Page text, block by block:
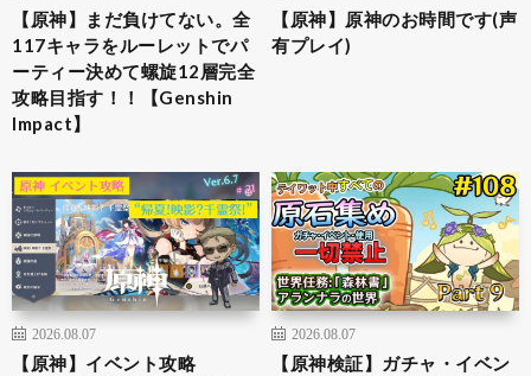
【原神】まだ負けてない。全
117キャラをルーレットでパ
ーティー決めて螺旋12層完全
攻略目指す！！【Genshin
Impact】
【原神】原神のお時間です(声
有プレイ)
2026.08.07
【原神】イベント攻略
2026.08.07
【原神検証】ガチャ・イベン